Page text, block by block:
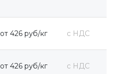
от 426 руб/кг с НДС
от 426 руб/кг с НДС